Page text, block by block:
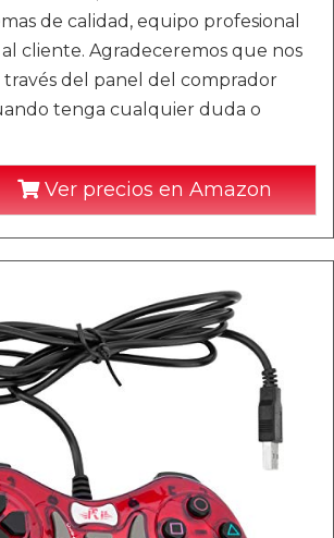
de calidad, equipo profesional
cliente. Agradeceremos que nos
del panel del comprador
tenga cualquier duda o
Ver precios en Amazon